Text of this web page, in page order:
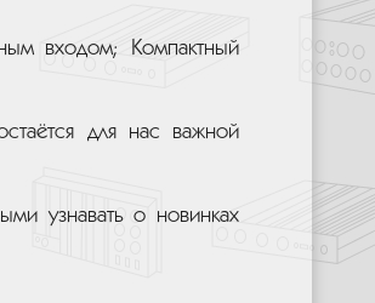
входом; Компактный
для нас важной
узнавать о новинках